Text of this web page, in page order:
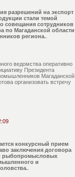
разрешений на экспорт
стали темой
совещания сотрудников
по Магаданской области
региона.
ведомства оперативно
Президента
Магаданской
организовать встречу
конкурсный прием
заключения договора
рыбопромысловых
и